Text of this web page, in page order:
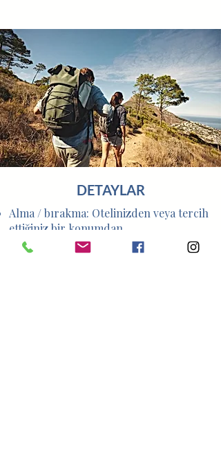
DETAYLAR
Alma / bırakma: Otelinizden veya tercih
ettiğiniz bir konumdan.
Süre ve başlangıç: Sabah 08:00’de